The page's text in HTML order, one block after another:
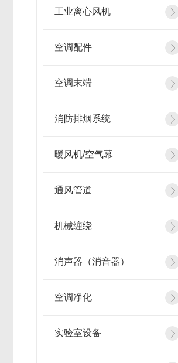
工业离心风机
空调配件
空调末端
消防排烟系统
暖风机/空气幕
通风管道
机械缠绕
消声器（消音器）
空调净化
实验室设备